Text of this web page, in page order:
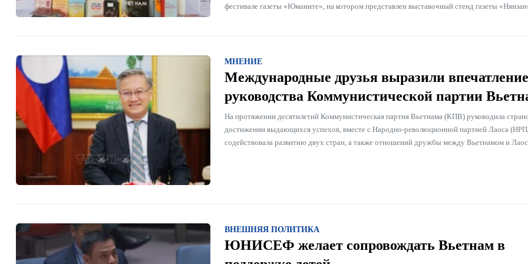
фестивале газеты «Юманите», на котором представлен выставочный стенд газеты
МНЕНИЕ
Международные друзья выразили
руководства Коммунистической партии
На протяжении десятилетий Коммунистическая партия Вьетнама (КПВ) руководила
достижении выдающихся успехов, вместе с Народно-революционной партией Лаоса
содействовала развитию двух стран, а также отношений дружбы между Вьетнамом и
ВНЕШНЯЯ ПОЛИТИКА
ЮНИСЕФ желает сопровождать Вьетнам в